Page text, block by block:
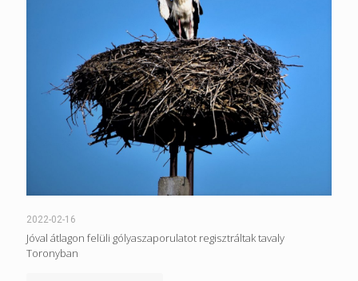
2022-02-16
Jóval átlagon felüli gólyaszaporulatot regisztráltak tavaly
Toronyban